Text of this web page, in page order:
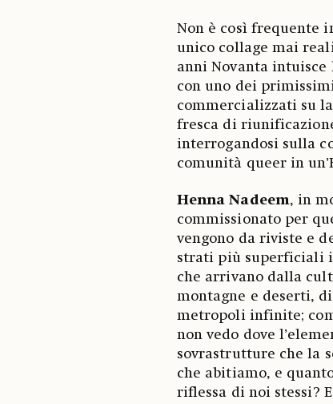
Non è così frequente
unico collage mai
anni Novanta
con uno dei
commercializzati su
fresca di
interrogandosi sulla
comunità queer in
Henna Nadeem, in
commissionato per
vengono da riviste e
strati più superficiali
che arrivano dalla
montagne e deserti,
metropoli infinite;
non vedo dove
sovrastrutture che la
che abitiamo, e
riflessa di noi stessi?